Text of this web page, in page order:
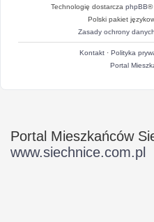
Technologię dostarcza phpBB®
Polski pakiet
Zasady ochrony
Kontakt· Polityka
Portal
Portal Mieszkańców
www.siechnice.com.pl